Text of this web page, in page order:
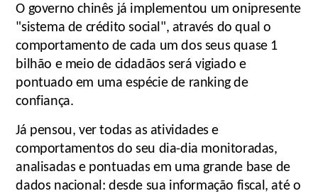
O governo chinês já implementou um onipresente
"sistema de crédito social", através do qual o
comportamento de cada um dos seus quase 1
bilhão e meio de cidadãos será vigiado e
pontuado em uma espécie de ranking de
confiança.
Já pensou, ver todas as atividades e
comportamentos do seu dia-dia monitoradas,
analisadas e pontuadas em uma grande base de
dados nacional: desde sua informação fiscal, até o